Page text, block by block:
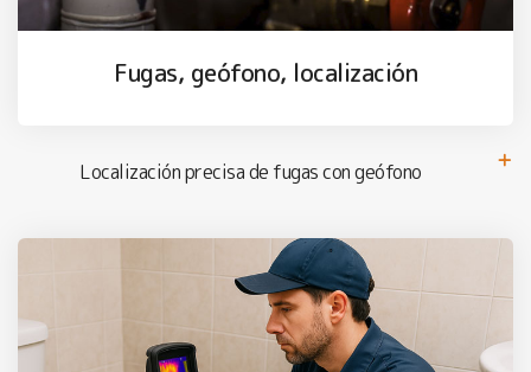
Fugas, geófono, localización
Localización precisa de fugas con geófono